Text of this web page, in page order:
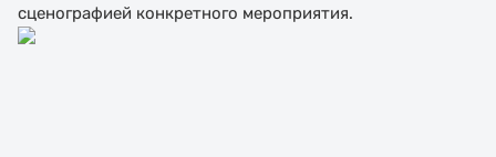
сценографией конкретного мероприятия.